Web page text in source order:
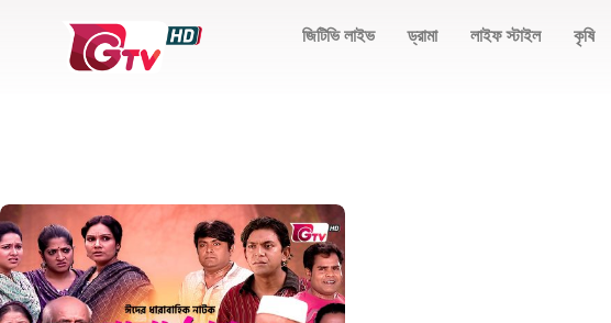
জিটিভি লাইভ ড্রামা লাইফ স্টাইল কৃষি